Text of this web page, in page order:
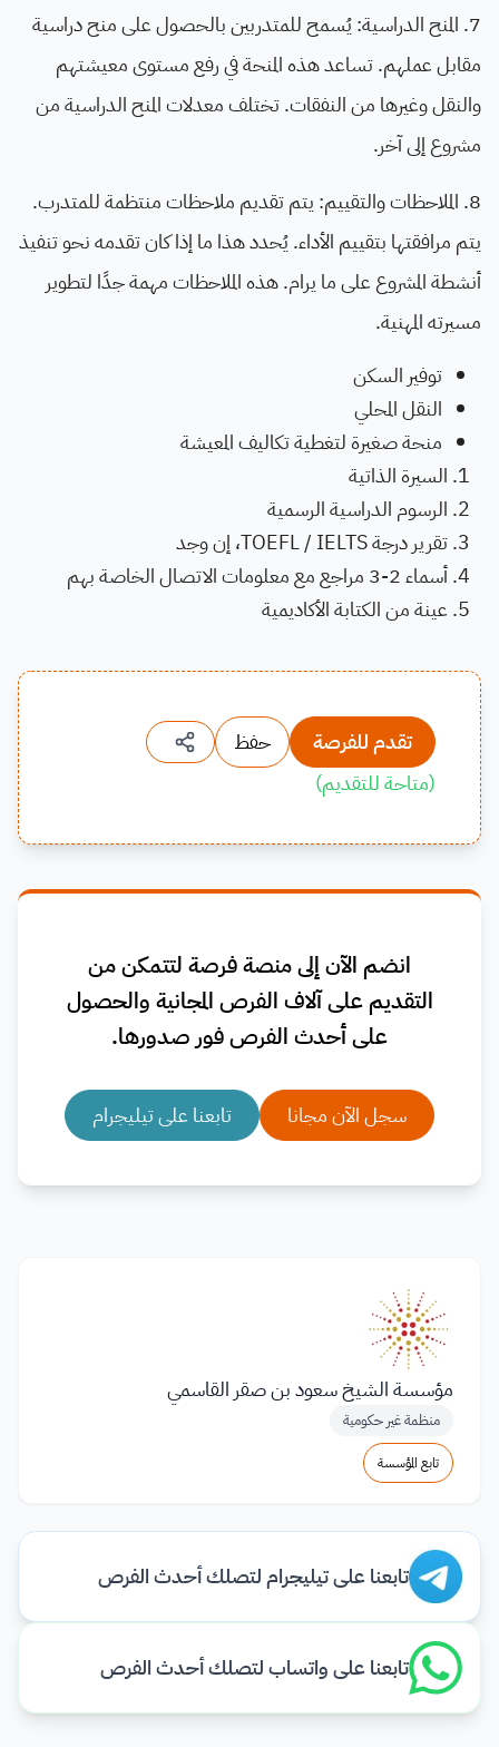
7. المنح الدراسية: يُسمح للمتدربين بالحصول على منح دراسية
مقابل عملهم. تساعد هذه المنحة في رفع مستوى معيشتهم
والنقل وغيرها من النفقات. تختلف معدلات المنح الدراسية من
مشروع إلى آخر.
8. الملاحظات والتقييم: يتم تقديم ملاحظات منتظمة للمتدرب.
يتم مرافقتها بتقييم الأداء. يُحدد هذا ما إذا كان تقدمه نحو تنفيذ
أنشطة المشروع على ما يرام. هذه الملاحظات مهمة جدًا لتطوير
مسيرته المهنية.
توفير السكن
النقل المحلي
منحة صغيرة لتغطية تكاليف المعيشة
السيرة الذاتية
الرسوم الدراسية الرسمية
تقرير درجة TOEFL / IELTS، إن وجد
أسماء 2-3 مراجع مع معلومات الاتصال الخاصة بهم
عينة من الكتابة الأكاديمية
تقدم للفرصة
حفظ
(متاحة للتقديم)
انضم الآن إلى منصة فرصة لتتمكن من
التقديم على آلاف الفرص المجانية والحصول
على أحدث الفرص فور صدورها.
سجل الآن مجانا تابعنا على تيليجرام
مؤسسة الشيخ سعود بن صقر القاسمي
منظمة غير حكومية
تابع المؤسسة
تابعنا على تيليجرام لتصلك أحدث الفرص
تابعنا على واتساب لتصلك أحدث الفرص